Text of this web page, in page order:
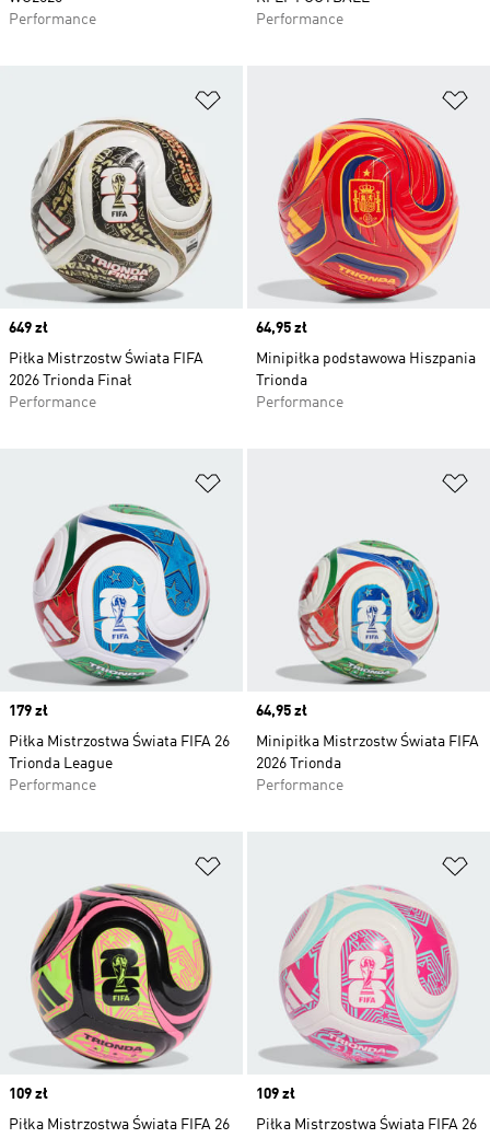
Performance
Performance
Price
649 zł
Piłka Mistrzostw Świata FIFA
2026 Trionda Finał
Performance
Price
64,95 zł
Minipiłka podstawowa Hiszpania
Trionda
Performance
Price
179 zł
Piłka Mistrzostwa Świata FIFA 26
Trionda League
Performance
Price
64,95 zł
Minipiłka Mistrzostw Świata FIFA
2026 Trionda
Performance
Price
109 zł
Piłka Mistrzostwa Świata FIFA 26
Price
109 zł
Piłka Mistrzostwa Świata FIFA 26